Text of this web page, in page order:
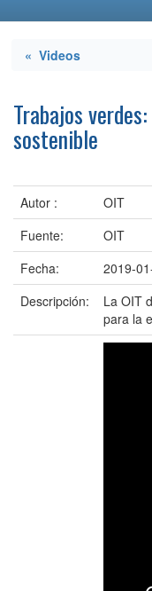
« Videos
Trabajos
sostenible
Autor :
OIT
Fuente:
OIT
Fecha:
2019-
Descripción:
La OIT
para la